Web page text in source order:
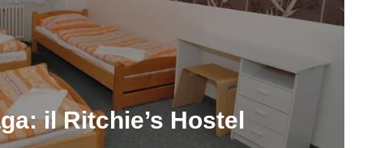
il Ritchie’s Hostel